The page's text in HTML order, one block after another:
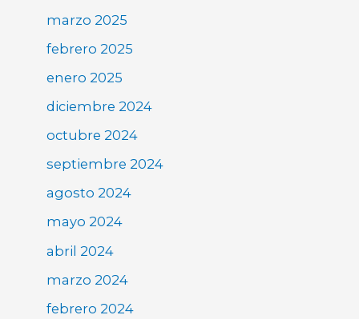
marzo 2025
febrero 2025
enero 2025
diciembre 2024
octubre 2024
septiembre 2024
agosto 2024
mayo 2024
abril 2024
marzo 2024
febrero 2024